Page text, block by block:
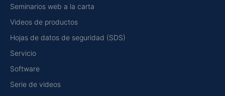
Seminarios web a la carta
Videos de productos
Hojas de datos de seguridad (SDS)
Servicio
Software
Serie de videos